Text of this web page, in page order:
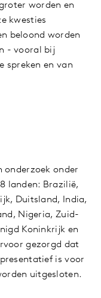
worden en
kwesties
beloond worden
- vooral bij
spreken en van
onderzoek onder
landen: Brazilië,
Duitsland, India,
Nigeria, Zuid-
Koninkrijk en
gezorgd dat
is voor
uitgesloten.